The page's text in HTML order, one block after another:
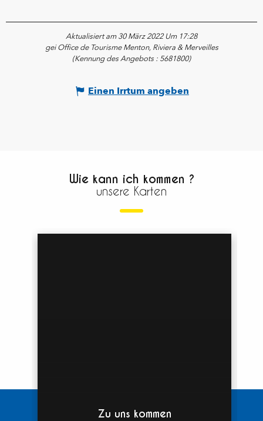
Aktualisiert am 30 März 2022 Um 17:28
gei Office de Tourisme Menton, Riviera & Merveilles
(Kennung des Angebots : 5681800)
Einen Irrtum angeben
Wie kann ich kommen ?
unsere Karten
Zu uns kommen